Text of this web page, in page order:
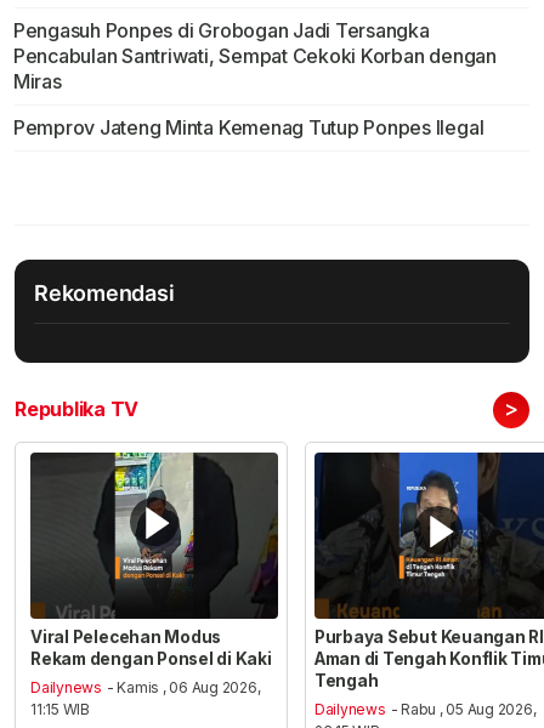
Pengasuh Ponpes di Grobogan Jadi Tersangka
Pencabulan Santriwati, Sempat Cekoki Korban dengan
Miras
Pemprov Jateng Minta Kemenag Tutup Ponpes Ilegal
Rekomendasi
Republika TV >
Viral Pelecehan Modus
Rekam dengan Ponsel di Kaki
Dailynews - Kamis , 06 Aug 2026,
11:15 WIB
Purbaya Sebut Keuangan RI
Aman di Tengah Konflik
Tengah
Dailynews - Rabu , 05 Aug 2026,